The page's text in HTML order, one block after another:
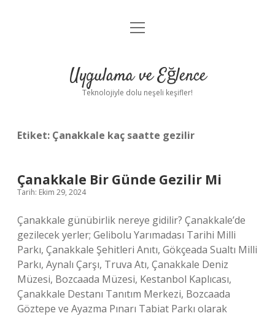
Anasayfa
Yasal Uyarı
menüyü
Uygulama ve Eğlence
Teknolojiyle dolu neşeli keşifler!
Etiket: Çanakkale kaç saatte gezilir
Çanakkale Bir Günde Gezilir Mi
Tarih: Ekim 29, 2024
Çanakkale günübirlik nereye gidilir? Çanakkale’de
gezilecek yerler; Gelibolu Yarımadası Tarihi Milli
Parkı, Çanakkale Şehitleri Anıtı, Gökçeada Sualtı Milli
Parkı, Aynalı Çarşı, Truva Atı, Çanakkale Deniz
Müzesi, Bozcaada Müzesi, Kestanbol Kaplıcası,
Çanakkale Destanı Tanıtım Merkezi, Bozcaada
Göztepe ve Ayazma Pınarı Tabiat Parkı olarak